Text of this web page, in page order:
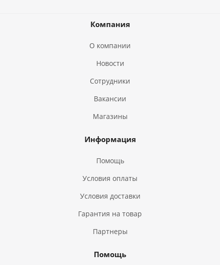
Компания
О компании
Новости
Сотрудники
Вакансии
Магазины
Информация
Помощь
Условия оплаты
Условия доставки
Гарантия на товар
Партнеры
Помощь